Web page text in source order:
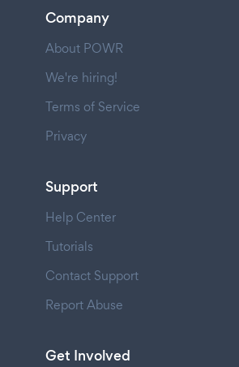
Company
About POWR
We're hiring!
Terms of Service
Privacy
Support
Help Center
Tutorials
Contact Support
Report Abuse
Get Involved